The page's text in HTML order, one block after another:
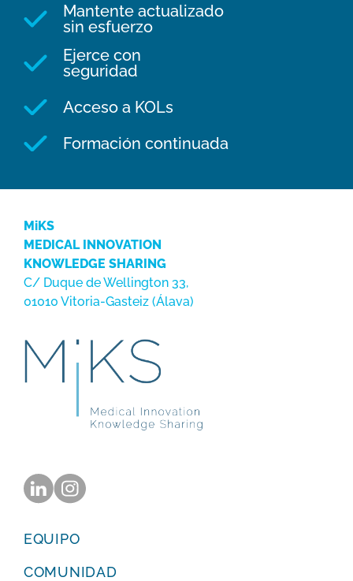
Mantente actualizado
sin esfuerzo
Ejerce con
seguridad
Acceso a KOLs
Formación continuada
MiKS
MEDICAL INNOVATION
KNOWLEDGE SHARING
C/ Duque de Wellington 33,
01010 Vitoria-Gasteiz (Álava)
EQUIPO
COMUNIDAD